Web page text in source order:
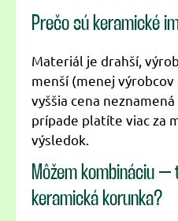
Prečo sú keramické
Materiál je drahší,
menší (menej výrobcov
vyššia cena
prípade platíte viac za
výsledok.
Môžem kombináciu
keramická korunka?